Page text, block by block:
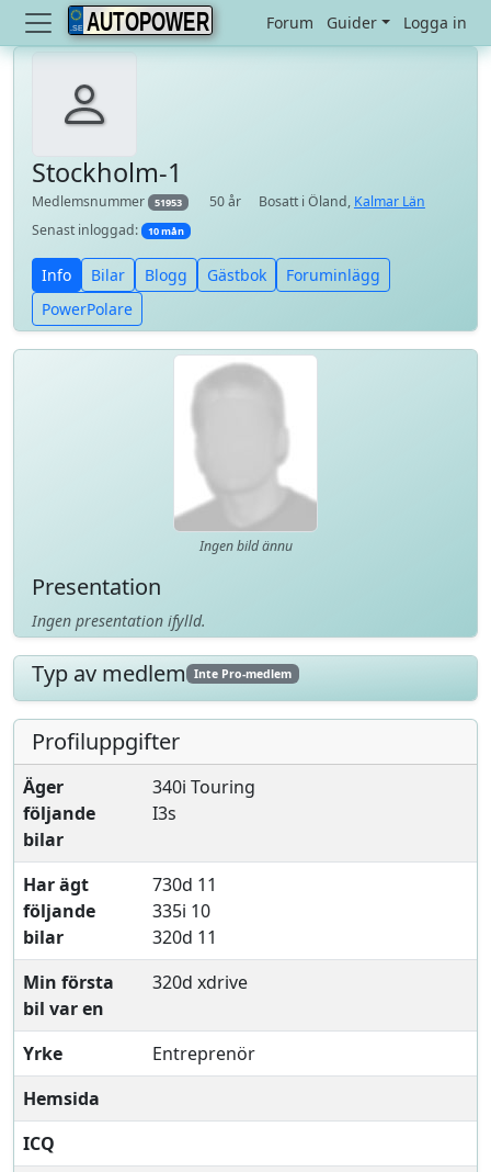
AUTOPOWER Forum Guider Logga in
Stockholm-1
Medlemsnummer 51953 50 år Bosatt i Öland, Kalmar Län
Senast inloggad:
10 mån
Info Bilar Blogg Gästbok
Foruminlägg
PowerPolare
Ingen bild ännu
Presentation
Ingen presentation ifylld.
Typ av medlem Inte Pro-medlem
Profiluppgifter
Äger
följande
bilar
340i Touring
I3s
Har ägt
följande
bilar
730d 11
335i 10
320d 11
Min första
bil var en
320d xdrive
Yrke
Entreprenör
Hemsida
ICQ